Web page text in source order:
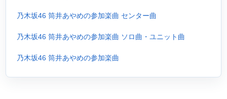
乃木坂46 筒井あやめの参加楽曲 センター曲
乃木坂46 筒井あやめの参加楽曲 ソロ曲・ユニット曲
乃木坂46 筒井あやめの参加楽曲